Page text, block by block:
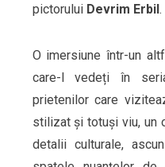
pictorului Devrim Erbil.
O imersiune într-un
care-l vedeți în
prietenilor care
stilizat și totuși viu, un
detalii culturale,